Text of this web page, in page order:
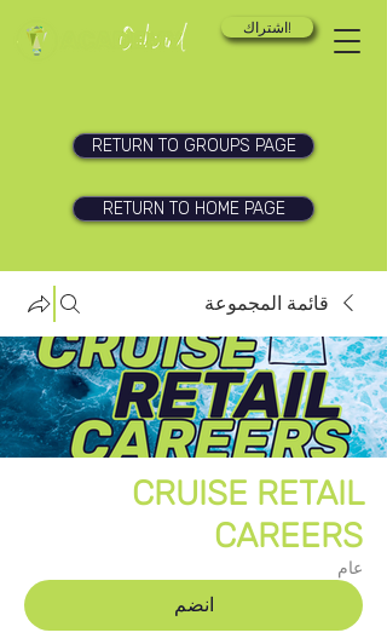
اشتراك!
RETURN TO GROUPS PAGE
RETURN TO HOME PAGE
قائمة المجموعة
CRUISE RETAIL
CAREERS
عام
انضم